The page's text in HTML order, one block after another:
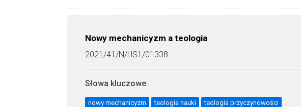
Nowy mechanicyzm a teologia
2021/41/N/HS1/01338
Słowa kluczowe:
nowy mechanicyzm teologia nauki teologia przyczynowości